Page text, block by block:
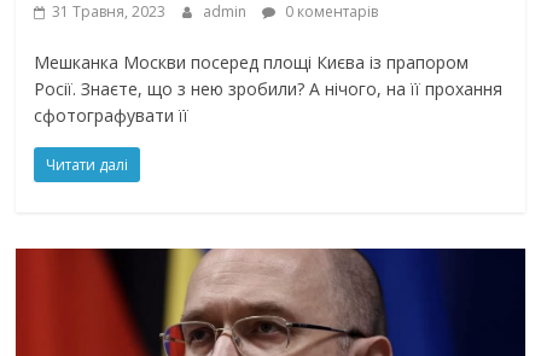
31 Травня, 2023 admin 0 коментарів
Мешканка Москви посеред площі Києва із прапором
Росії. Знаєте, що з нею зробили? А нічого, на її прохання
сфотографувати її
Читати далі